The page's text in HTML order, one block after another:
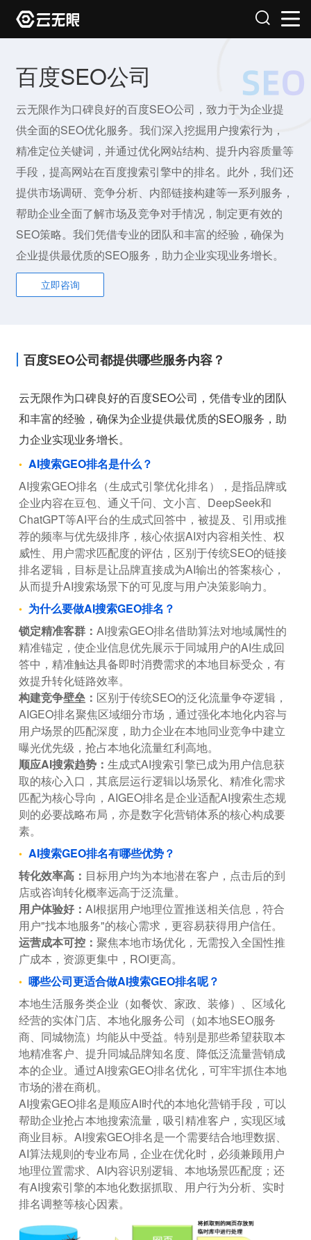
百度SEO公司
云无限作为口碑良好的百度SEO公司，致力于为企业提
供全面的SEO优化服务。我们深入挖掘用户搜索行为，
精准定位关键词，并通过优化网站结构、提升内容质量等
手段，提高网站在百度搜索引擎中的排名。此外，我们还
提供市场调研、竞争分析、内部链接构建等一系列服务，
帮助企业全面了解市场及竞争对手情况，制定更有效的
SEO策略。我们凭借专业的团队和丰富的经验，确保为
企业提供最优质的SEO服务，助力企业实现业务增长。
立即咨询
百度SEO公司都提供哪些服务内容？
云无限作为口碑良好的百度SEO公司，凭借专业的团队
和丰富的经验，确保为企业提供最优质的SEO服务，助
力企业实现业务增长。
AI搜索GEO排名是什么？
AI搜索GEO排名（生成式引擎优化排名），是指品牌或
企业内容在豆包、通义千问、文小言、DeepSeek和
ChatGPT等AI平台的生成式回答中，被提及、引用或推
荐的频率与优先级排序，核心依据AI对内容相关性、权
威性、用户需求匹配度的评估，区别于传统SEO的链接
排名逻辑，目标是让品牌直接成为AI输出的答案核心，
从而提升AI搜索场景下的可见度与用户决策影响力。
为什么要做AI搜索GEO排名？
锁定精准客群：AI搜索GEO排名借助算法对地域属性的
精准锚定，使企业信息优先展示于同城用户的AI生成回
答中，精准触达具备即时消费需求的本地目标受众，有
效提升转化链路效率。
构建竞争壁垒： 区别于传统SEO的泛化流量争夺逻辑，
AIGEO排名聚焦区域细分市场，通过强化本地化内容与
用户场景的匹配深度，助力企业在本地同业竞争中建立
曝光优先级，抢占本地化流量红利高地。
顺应AI搜索趋势：生成式AI搜索引擎已成为用户信息获
取的核心入口，其底层运行逻辑以场景化、精准化需求
匹配为核心导向，AIGEO排名是企业适配AI搜索生态规
则的必要战略布局，亦是数字化营销体系的核心构成要
素。
AI搜索GEO排名有哪些优势？
转化效率高： 目标用户均为本地潜在客户，点击后的到
店或咨询转化概率远高于泛流量。
用户体验好：AI根据用户地理位置推送相关信息，符合
用户"找本地服务"的核心需求，更容易获得用户信任。
运营成本可控：聚焦本地市场优化，无需投入全国性推
广成本，资源更集中，ROI更高。
哪些公司更适合做AI搜索GEO排名呢？
本地生活服务类企业（如餐饮、家政、装修）、区域化
经营的实体门店、本地化服务公司（如本地SEO服务
商、同城物流）均能从中受益。特别是那些希望获取本
地精准客户、提升同城品牌知名度、降低泛流量营销成
本的企业。通过AI搜索GEO排名优化，可牢牢抓住本地
市场的潜在商机。
AI搜索GEO排名是顺应AI时代的本地化营销手段，可以
帮助企业抢占本地搜索流量，吸引精准客户，实现区域
商业目标。AI搜索GEO排名是一个需要结合地理数据、
AI算法规则的专业布局，企业在优化时，必须兼顾用户
地理位置需求、AI内容识别逻辑、本地场景匹配度；还
有AI搜索引擎的本地化数据抓取、用户行为分析、实时
排名调整等核心因素。